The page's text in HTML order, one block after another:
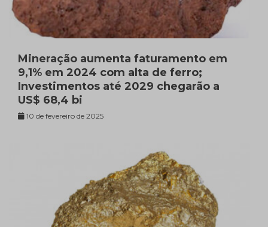
Mineração aumenta faturamento em
9,1% em 2024 com alta de ferro;
Investimentos até 2029 chegarão a
US$ 68,4 bi
10 de fevereiro de 2025